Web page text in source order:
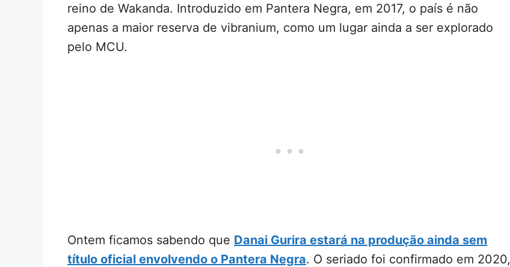
reino de Wakanda. Introduzido em Pantera Negra, em 2017, o país é não
apenas a maior reserva de vibranium, como um lugar ainda a ser explorado
pelo MCU.
Ontem ficamos sabendo que Danai Gurira estará na produção ainda sem
título oficial envolvendo o Pantera Negra. O seriado foi confirmado em 2020,